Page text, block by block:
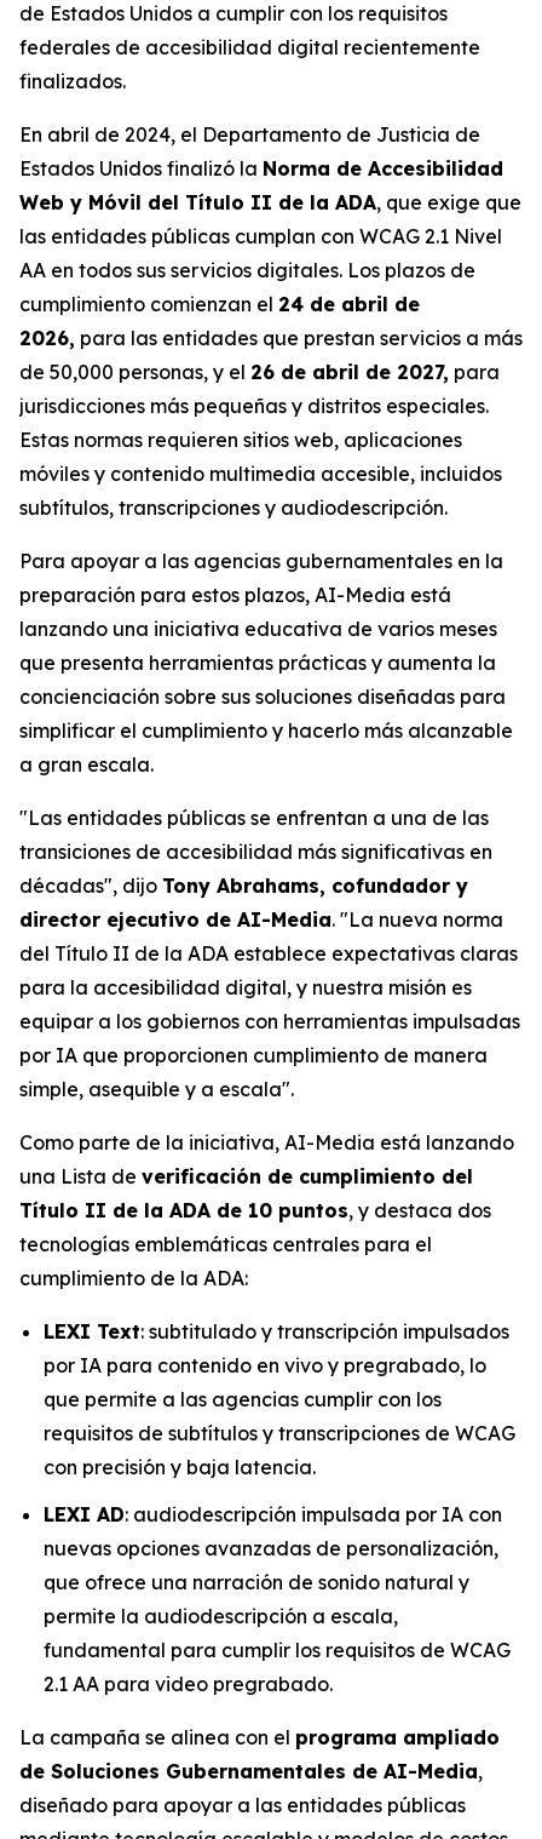
de Estados Unidos a cumplir con los requisitos
federales de accesibilidad digital recientemente
finalizados.
En abril de 2024, el Departamento de Justicia de
Estados Unidos finalizó la Norma de Accesibilidad
Web y Móvil del Título II de la ADA, que exige que
las entidades públicas cumplan con WCAG 2.1 Nivel
AA en todos sus servicios digitales. Los plazos de
cumplimiento comienzan el 24 de abril de
2026, para las entidades que prestan servicios a más
de 50,000 personas, y el 26 de abril de 2027, para
jurisdicciones más pequeñas y distritos especiales.
Estas normas requieren sitios web, aplicaciones
móviles y contenido multimedia accesible, incluidos
subtítulos, transcripciones y audiodescripción.
Para apoyar a las agencias gubernamentales en la
preparación para estos plazos, AI-Media está
lanzando una iniciativa educativa de varios meses
que presenta herramientas prácticas y aumenta la
concienciación sobre sus soluciones diseñadas para
simplificar el cumplimiento y hacerlo más alcanzable
a gran escala.
"Las entidades públicas se enfrentan a una de las
transiciones de accesibilidad más significativas en
décadas", dijo Tony Abrahams, cofundador y
director ejecutivo de AI-Media. "La nueva norma
del Título II de la ADA establece expectativas claras
para la accesibilidad digital, y nuestra misión es
equipar a los gobiernos con herramientas impulsadas
por IA que proporcionen cumplimiento de manera
simple, asequible y a escala".
Como parte de la iniciativa, AI-Media está lanzando
una Lista de verificación de cumplimiento del
Título II de la ADA de 10 puntos, y destaca dos
tecnologías emblemáticas centrales para el
cumplimiento de la ADA:
LEXI Text: subtitulado y transcripción impulsados
por IA para contenido en vivo y pregrabado, lo
que permite a las agencias cumplir con los
requisitos de subtítulos y transcripciones de WCAG
con precisión y baja latencia.
LEXI AD: audiodescripción impulsada por IA con
nuevas opciones avanzadas de personalización,
que ofrece una narración de sonido natural y
permite la audiodescripción a escala,
fundamental para cumplir los requisitos de WCAG
2.1 AA para video pregrabado.
La campaña se alinea con el programa ampliado
de Soluciones Gubernamentales de AI-Media,
diseñado para apoyar a las entidades públicas